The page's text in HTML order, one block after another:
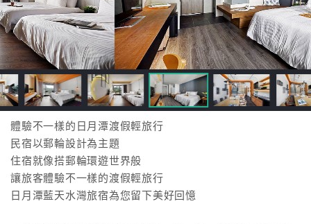
直
接
跟
飯
店
訂
房
HOT
特
體驗不一樣的日月潭渡假輕旅行
民宿以郵輪設計為主題
住宿就像搭郵輪環遊世界般
讓旅客體驗不一樣的渡假輕旅行
日月潭藍天水灣旅宿為您留下美好回憶